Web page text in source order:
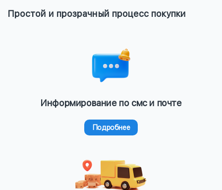
Простой и прозрачный процесс покупки
Информирование по смс и почте
Подробнее